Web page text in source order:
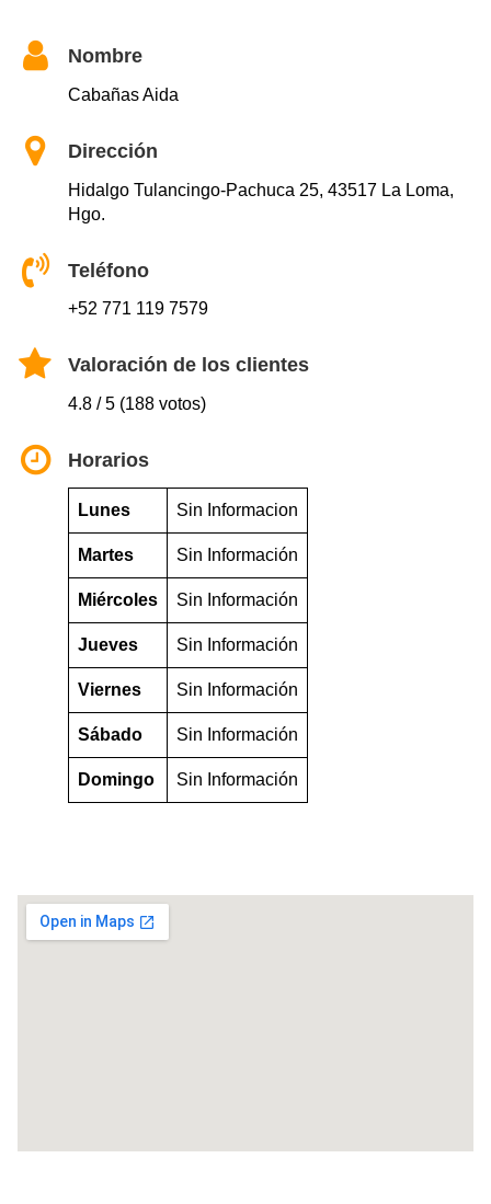
Nombre
Cabañas Aida
Dirección
Hidalgo Tulancingo-Pachuca 25, 43517 La Loma,
Hgo.
Teléfono
+52 771 119 7579
Valoración de los clientes
4.8 / 5 (188 votos)
Horarios
Lunes Sin Informacion
Martes Sin Información
Miércoles Sin Información
Jueves Sin Información
Viernes Sin Información
Sábado Sin Información
Domingo Sin Información